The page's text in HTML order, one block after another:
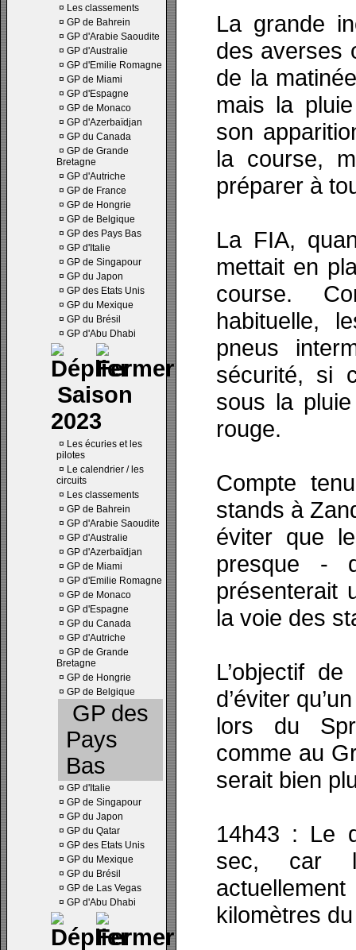
¤ Les classements
¤ GP de Bahrein
¤ GP d'Arabie Saoudite
¤ GP d'Australie
¤ GP d'Emilie Romagne
¤ GP de Miami
¤ GP d'Espagne
¤ GP de Monaco
¤ GP d'Azerbaïdjan
¤ GP du Canada
¤ GP de Grande
Bretagne
¤ GP d'Autriche
¤ GP de France
¤ GP de Hongrie
¤ GP de Belgique
¤ GP des Pays Bas
¤ GP d'Italie
¤ GP de Singapour
¤ GP du Japon
¤ GP des Etats Unis
¤ GP du Mexique
¤ GP du Brésil
¤ GP d'Abu Dhabi
Saison
2023
¤ Les écuries et les
pilotes
¤ Le calendrier / les
circuits
¤ Les classements
¤ GP de Bahrein
¤ GP d'Arabie Saoudite
¤ GP d'Australie
¤ GP d'Azerbaïdjan
¤ GP de Miami
¤ GP d'Emilie Romagne
¤ GP de Monaco
¤ GP d'Espagne
¤ GP du Canada
¤ GP d'Autriche
¤ GP de Grande
Bretagne
¤ GP de Hongrie
¤ GP de Belgique
GP des
Pays
Bas
¤ GP d'Italie
¤ GP de Singapour
¤ GP du Japon
¤ GP du Qatar
¤ GP des Etats Unis
¤ GP du Mexique
¤ GP du Brésil
¤ GP de Las Vegas
¤ GP d'Abu Dhabi
La grande
des averses
de la
mais la
son
la course,
préparer à
La FIA,
mettait en
course.
habituelle,
pneus
sécurité, si
sous la
rouge.
Compte
stands à
éviter que
presque -
présenterait
la voie des
L’objectif
d’éviter
lors du
comme au
serait bien
14h43 : Le
sec, car
kilomètres